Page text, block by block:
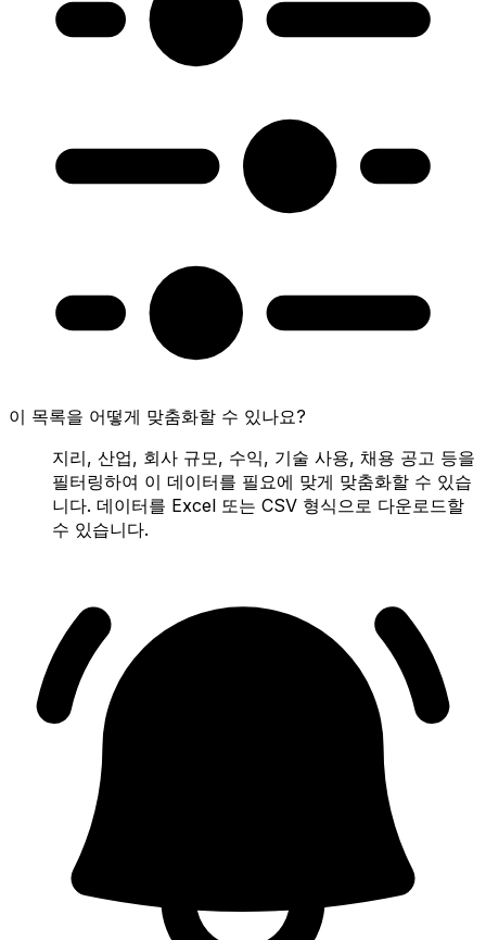
이 목록을 어떻게 맞춤화할 수 있나요?
지리, 산업, 회사 규모, 수익, 기술 사용, 채용 공고 등을
필터링하여 이 데이터를 필요에 맞게 맞춤화할 수 있습
니다. 데이터를 Excel 또는 CSV 형식으로 다운로드할
수 있습니다.